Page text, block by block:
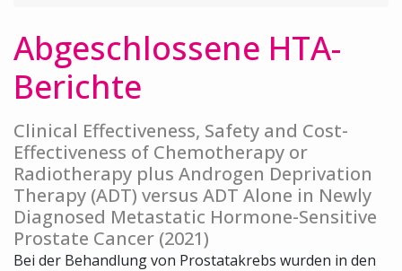
Abgeschlossene HTA-
Berichte
Clinical Effectiveness, Safety and Cost-
Effectiveness of Chemotherapy or
Radiotherapy plus Androgen Deprivation
Therapy (ADT) versus ADT Alone in Newly
Diagnosed Metastatic Hormone-Sensitive
Prostate Cancer (2021)
Bei der Behandlung von Prostatakrebs wurden in den